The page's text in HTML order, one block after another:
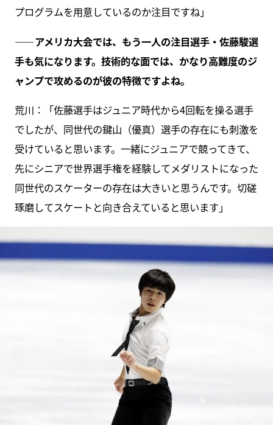
プログラムを用意しているのか注目ですね」
――アメリカ大会では、もう一人の注目選手・佐藤駿選
手も気になります。技術的な面では、かなり高難度のジ
ャンプで攻めるのが彼の特徴ですよね。
荒川：「佐藤選手はジュニア時代から4回転を操る選手
でしたが、同世代の鍵山（優真）選手の存在にも刺激を
受けていると思います。一緒にジュニアで競ってきて、
先にシニアで世界選手権を経験してメダリストになった
同世代のスケーターの存在は大きいと思うんです。切磋
琢磨してスケートと向き合えていると思います」